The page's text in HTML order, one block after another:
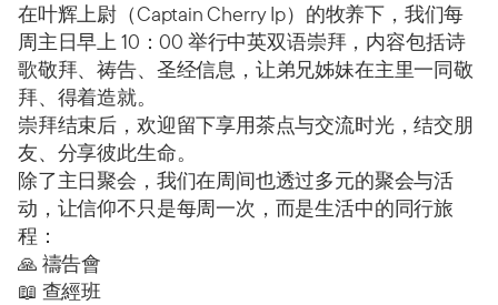
在叶辉上尉（CaptainCherry Ip）的牧养下，我们每
周主日早上 10：00 举行中英双语崇拜，内容包括诗
歌敬拜、祷告、圣经信息，让弟兄姊妹在主里一同敬
拜、得着造就。
崇拜结束后，欢迎留下享用茶点与交流时光，结交朋
友、分享彼此生命。
除了主日聚会，我们在周间也透过多元的聚会与活
动，让信仰不只是每周一次，而是生活中的同行旅
程 ：
🙏 禱告會
📖 查經班